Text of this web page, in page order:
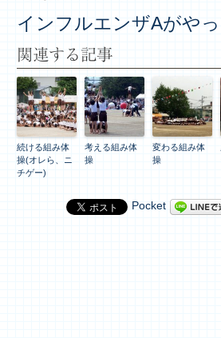
インフルエンザAがや
関連する記事
続ける組み体
操(オレら、ニ
チゲー)
考える組み体
操
変わる組み体
操
Pocket